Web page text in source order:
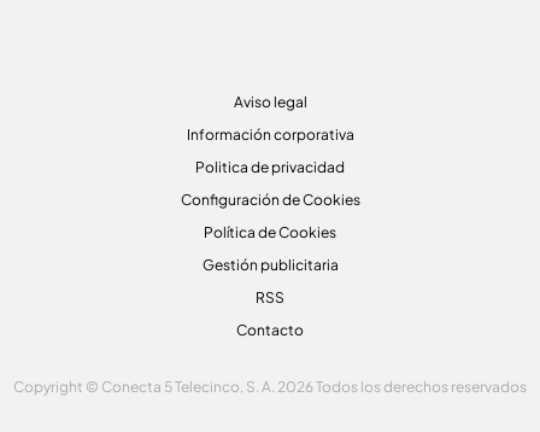
Aviso legal
Información corporativa
Politica de privacidad
Configuración de Cookies
Política de Cookies
Gestión publicitaria
RSS
Contacto
Copyright © Conecta 5 Telecinco, S. A. 2026 Todos los derechos reservados